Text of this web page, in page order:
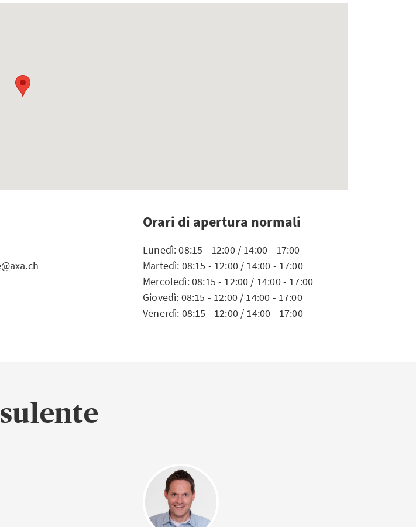
Orari di apertura normali
Lunedì: 08:15 - 12:00 / 14:00 - 17:00
Martedì: 08:15 - 12:00 / 14:00 - 17:00
Mercoledì: 08:15 - 12:00 / 14:00 - 17:00
Giovedì: 08:15 - 12:00 / 14:00 - 17:00
Venerdì: 08:15 - 12:00 / 14:00 - 17:00